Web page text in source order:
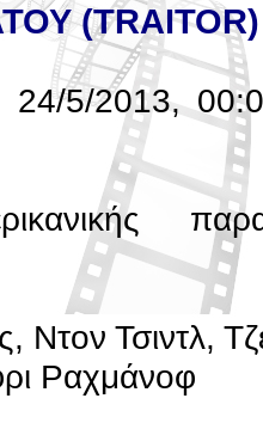
(TRAITOR)
5/2013,
Ντον Τσιντλ,
Ραχμάνοφ